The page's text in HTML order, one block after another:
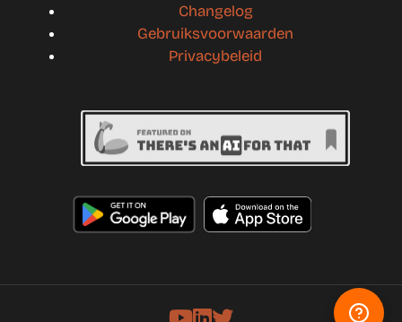
Changelog
Gebruiksvoorwaarden
Privacybeleid